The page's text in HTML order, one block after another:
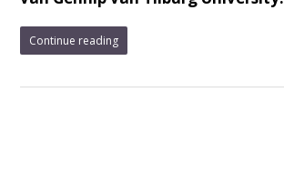
Continue reading